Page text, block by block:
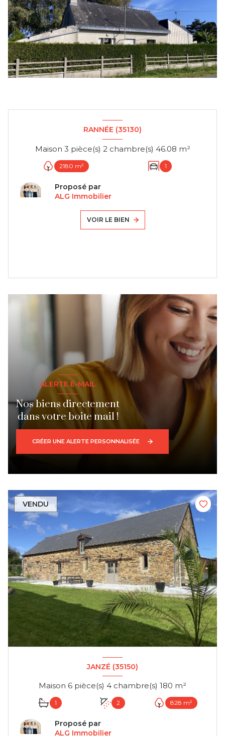
RANNÉE (35130)
Maison 3 pièce(s) 2 chambre(s) 46.08 m²
2180 m² 1
Proposé par
ALG Immobilier
VOIR LE BIEN
ALERTE E-MAIL
Nos biens directement
dans votre boite mail !
CRÉER UNE ALERTE PERSONNALISÉE
VENDU
JANZÉ (35150)
Maison 6 pièce(s) 4 chambre(s) 180 m²
1 2 828 m²
Proposé par
ALG Immobilier